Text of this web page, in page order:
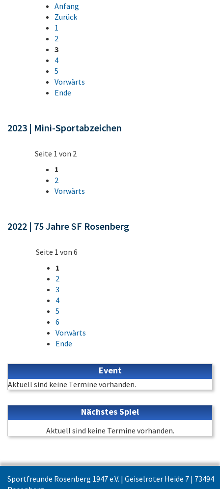
Anfang
Zurück
1
2
3
4
5
Vorwärts
Ende
2023 | Mini-Sportabzeichen
Seite 1 von 2
1
2
Vorwärts
2022 | 75 Jahre SF Rosenberg
Seite 1 von 6
1
2
3
4
5
6
Vorwärts
Ende
Event
Aktuell sind keine Termine vorhanden.
Nächstes Spiel
Aktuell sind keine Termine vorhanden.
Sportfreunde Rosenberg 1947 e.V. | Geiselroter Heide 7 | 73494